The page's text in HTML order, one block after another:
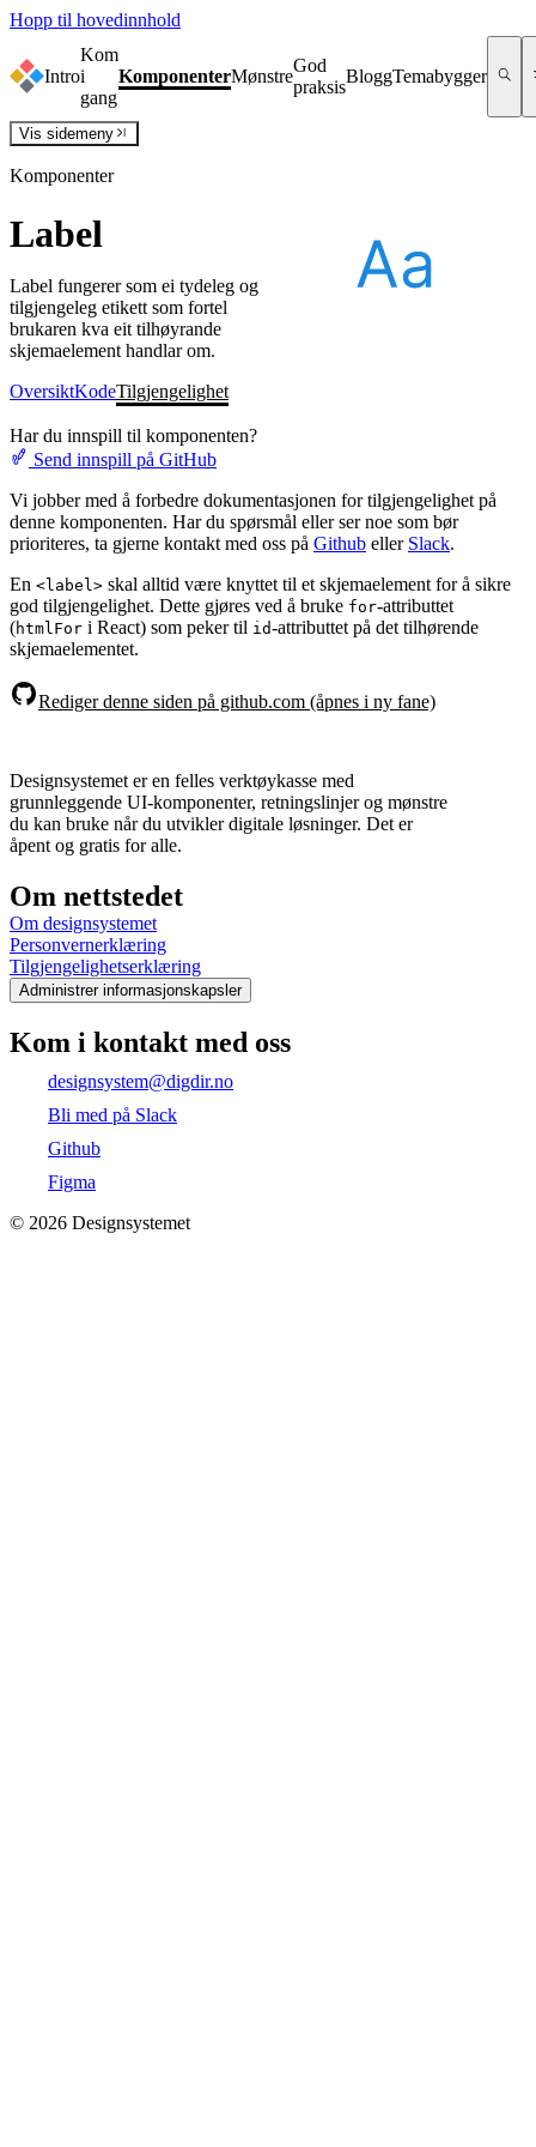
Hopp til hovedinnhold
Intro
Kom
i
gang
KomponenterMønstre
God
praksis
BloggTemabygger
Vis sidemeny
Komponenter
Label
Label fungerer som ei tydeleg og
tilgjengeleg etikett som fortel
brukaren kva eit tilhøyrande
skjemaelement handlar om.
OversiktKodeTilgjengelighet
Har du innspill til komponenten?
Send innspill på GitHub
Vi jobber med å forbedre dokumentasjonen for tilgjengelighet på
denne komponenten. Har du spørsmål eller ser noe som bør
prioriteres, ta gjerne kontakt med oss på Github eller Slack.
En <label> skal alltid være knyttet til et skjemaelement for å sikre
god tilgjengelighet. Dette gjøres ved å bruke for-attributtet
(htmlFor i React) som peker til id-attributtet på det tilhørende
skjemaelementet.
Rediger denne siden på github.com (åpnes i ny fane)
Designsystemet er en felles verktøykasse med
grunnleggende UI-komponenter, retningslinjer og mønstre
du kan bruke når du utvikler digitale løsninger. Det er
åpent og gratis for alle.
Om nettstedet
Om designsystemet
Personvernerklæring
Tilgjengelighetserklæring
Administrer informasjonskapsler
Kom i kontakt med oss
designsystem@digdir.no
Bli med på Slack
Github
Figma
© 2026 Designsystemet